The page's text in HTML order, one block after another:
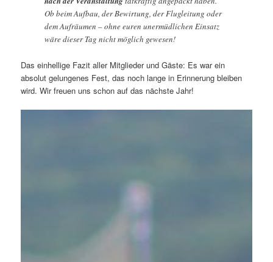
Ob beim Aufbau, der Bewirtung, der Flugleitung oder
dem Aufräumen – ohne euren unermüdlichen Einsatz
wäre dieser Tag nicht möglich gewesen!
Das einhellige Fazit aller Mitglieder und Gäste: Es war ein
absolut gelungenes Fest, das noch lange in Erinnerung bleiben
wird. Wir freuen uns schon auf das nächste Jahr!